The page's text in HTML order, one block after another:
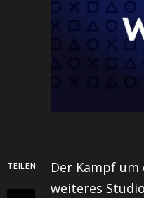
TEILEN
Der Kampf
weiteres